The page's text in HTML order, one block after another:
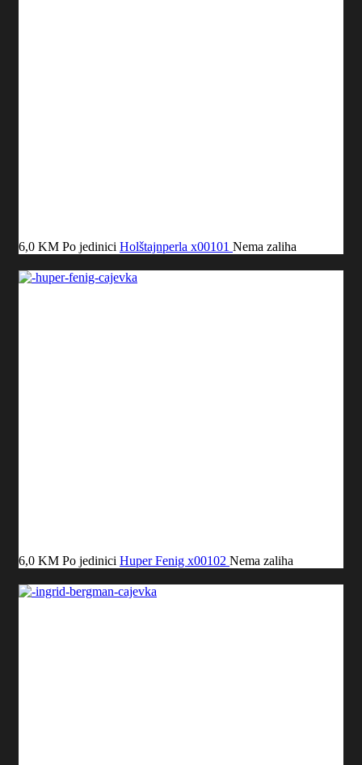
6,0 KM Po jedinici Holštajnperla x00101 Nema zaliha
6,0 KM Po jedinici Huper Fenig x00102 Nema zaliha